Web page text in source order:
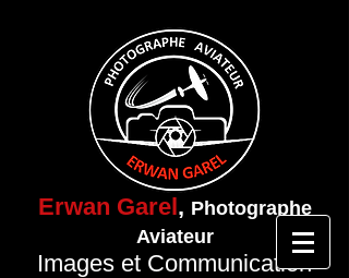
Erwan Garel, Photographe
Aviateur
Images et Communication